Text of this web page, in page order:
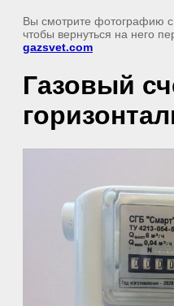
Вы смотрите фотографию с
чтобы вернуться на него
gazsvet.com
Газовый